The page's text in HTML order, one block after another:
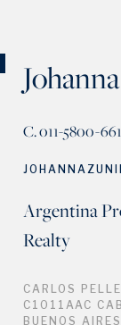
C. 011-5800-
Argentina
Realty
CARLOS
C1011AAC
BUENOS